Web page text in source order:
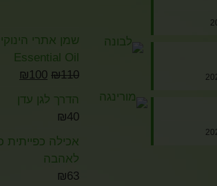
Essential Oil
₪110
₪100
הדרך לגן עדן
₪40
אכילה כפייתית
לאהבה
₪63